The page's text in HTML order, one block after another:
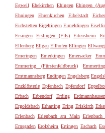
Egweil Ehekirchen Ehingen Ehingen
Ehningen
Ehrenkirchen Eibelstadt
Eichstetten Eigeltingen Eimeldingen
Eisingen
Eislingen (Fils) Eitensheim
Ellenberg Ellgau Ellhofen Ellingen
Emeringen
Emerkingen Emersacker
Emmering (Fürstenfeldbruck)
Emmerting
Emtmannsberg Endingen Engelsberg
Enzklösterle Epfenbach Epfendorf
Erbach
Erbendorf Erding Erdmannhausen
Ergoldsbach Erharting Ering Eriskirch
Erlenbach Erlenbach am Main Erlenbach
Ernsgaden Erolzheim Ertingen Eschach